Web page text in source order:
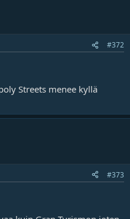
#372
Streets menee kyllä
#373